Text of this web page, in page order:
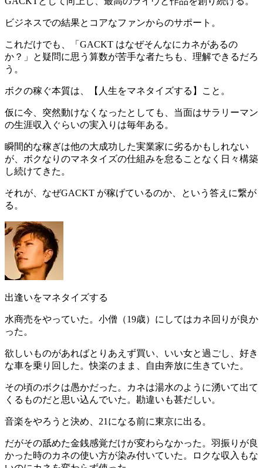
ビジネスでの結果とコアなファンからのサポート。
これだけでも、「 GACKT はなぜそんなにカネがあるの
か？ 」と疑問に思う算数が苦手な者たちも、理解できるだろ
う。
ボクの稼ぐ本質は、【 人生をマネタイズする 】こと。
仮に今、突然動けなくなったとしても、当面はサラリーマン
の生涯収入ぐらいの実入りは毎年ある。
瞬間的な稼ぎは他の大成功した実業家に劣るかもしれない
が、ボクなりのマネタイズの仕組みを怠ることなく日々構築
し続けてきた。
それが、なぜGACKT が稼げているのか、という答えに繋が
る。
出逢いをマネタイズする
水商売をやっていた。小僧（19歳）にしてはカネ回りが良か
った。
欲しいものがあればとりあえず買い、いい女と過ごし、好き
な車を乗り回した。快楽のまま、自由奔放に生きていた。
その頃のボクは愚かだった。カネは湯水のように湧いて出て
くるものだと思い込んでいた。勘違いも甚だしい。
音楽をやろうと決め、21になる前に東京に出る。
だがその舐めた金銭感覚だけが変わらなかった。羽振りが良
かった時のカネの使い方が染み付いていた。ロクな収入もな